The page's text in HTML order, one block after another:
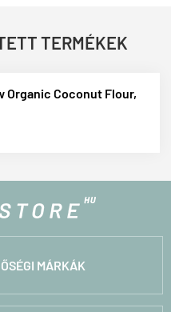
TERMÉKEK
Organic Coconut Flour,
MÁRKÁK